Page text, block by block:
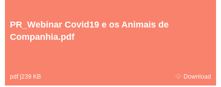
PR_Webinar Covid19 e os Animais de
Companhia.pdf
pdf|239 KB Download